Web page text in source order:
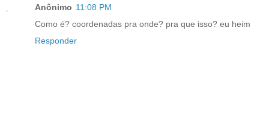
Anônimo 11:08 PM
Como é? coordenadas pra onde? pra que isso? eu heim
Responder